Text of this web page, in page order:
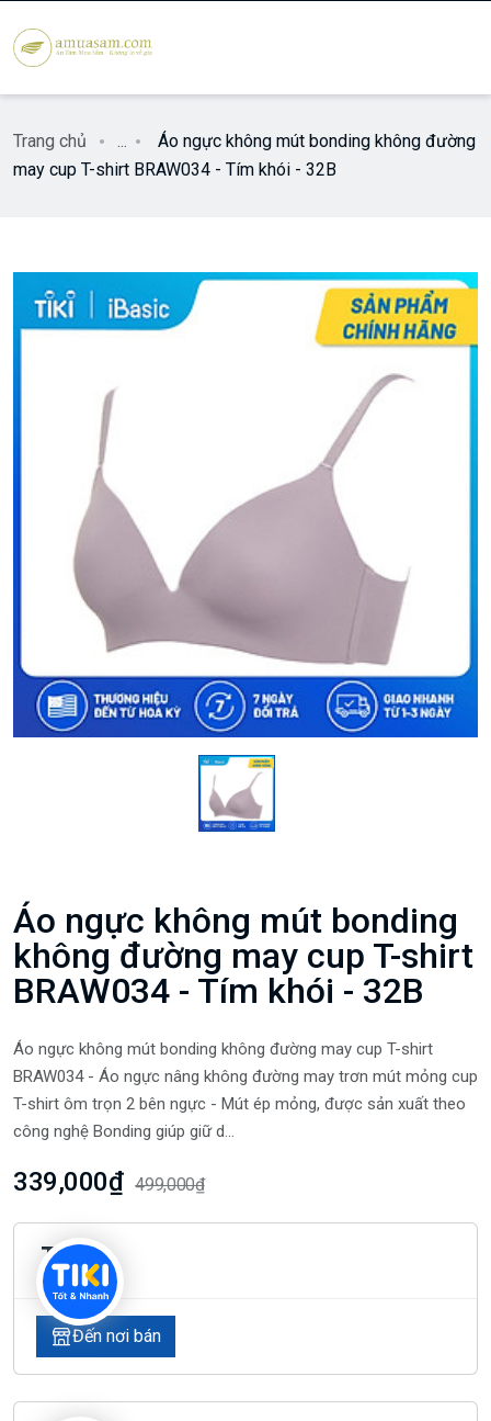
Trang chủ ...
Áo ngực không mút bonding không đường
may cup T-shirt BRAW034 - Tím khói - 32B
Áo ngực không mút bonding
không đường may cup T-shirt
BRAW034 - Tím khói - 32B
Áo ngực không mút bonding không đường may cup T-shirt
BRAW034 - Áo ngực nâng không đường may trơn mút mỏng cup
T-shirt ôm trọn 2 bên ngực - Mút ép mỏng, được sản xuất theo
công nghệ Bonding giúp giữ d...
339,000₫ 499,000₫
Tiki
Đến nơi bán